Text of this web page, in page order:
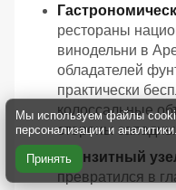
рестораны
винодельни в
обладателей
практически
колоссальные
стороны
Транзитный
превратился в
Мы используем файлы
персонализации и
Принять